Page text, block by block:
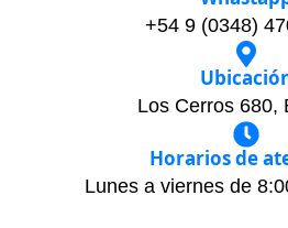
+54 9 (0348)
Los Cerros 680,
Horarios de
Lunes a viernes de